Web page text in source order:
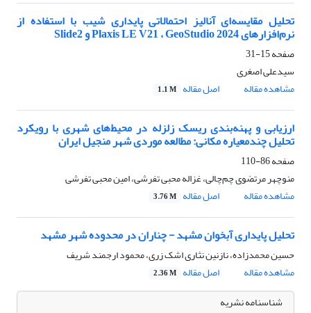
تحلیل مقایسه‌ای آنالیز احتمالاتی پایداری شیب با استفاده از
نرم‌افزارهای Plaxis LE V21 ، GeoStudio 2024 و Slide2
صفحه15-31
سیدعلی اصغری
مشاهده مقاله
اصل مقاله 1.1 M
ارزیابی و پهنه‌بندی ریسک زلزله در محیط‌های شهری با رویکرد
تحلیل چندمعیاره مکانی: مطالعه موردی شهر منجیل ایران
صفحه86-110
منوچهر مرتضوی چم‌چالی، غزاله محبی تفرشی، امین محبی تفرشی
مشاهده مقاله
اصل مقاله 3.76 M
تحلیل پایداری آبخوان مشهد - چناران در محدوده شهر مشهد
حسین محمدزاده، نازنین نثاری اشک زری، محمود ارجمند شریف
مشاهده مقاله
اصل مقاله 2.36 M
شناسنامه نشریه